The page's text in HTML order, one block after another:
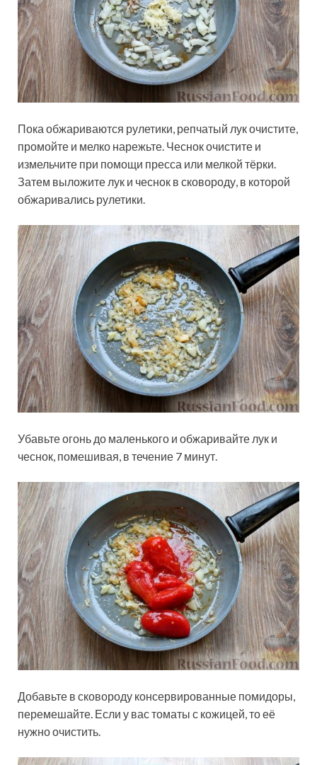
Пока обжариваются рулетики, репчатый лук очистите,
промойте и мелко нарежьте. Чеснок очистите и
измельчите при помощи пресса или мелкой тёрки.
Затем выложите лук и чеснок в сковороду, в которой
обжаривались рулетики.
Убавьте огонь до маленького и обжаривайте лук и
чеснок, помешивая, в течение 7 минут.
Добавьте в сковороду консервированные помидоры,
перемешайте. Если у вас томаты с кожицей, то её
нужно очистить.